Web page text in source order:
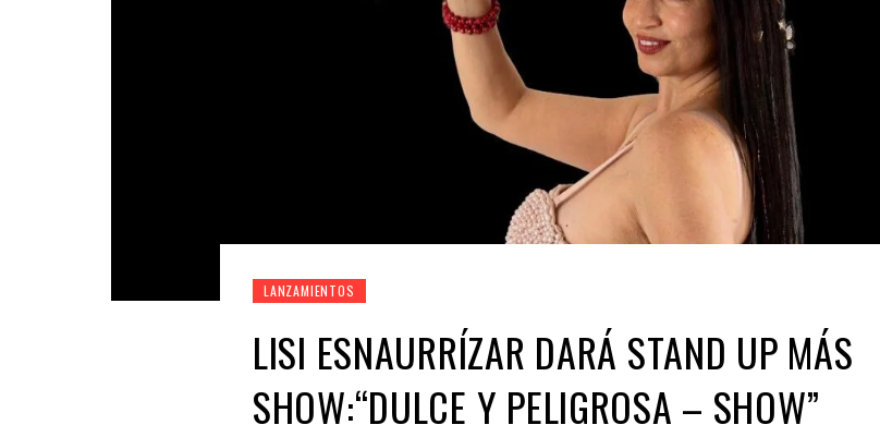
LANZAMIENTOS
LISI ESNAURRÍZAR DARÁ STAND UP MÁS
SHOW:“DULCE Y PELIGROSA – SHOW”